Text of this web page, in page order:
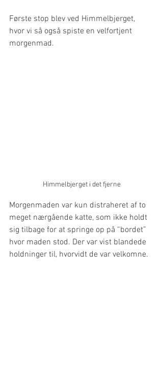
Første stop blev ved Himmelbjerget,
hvor vi så også spiste en velfortjent
morgenmad.
Himmelbjerget i det fjerne
Morgenmaden var kun distraheret af to
meget nærgående katte, som ikke holdt
sig tilbage for at springe op på “bordet”
hvor maden stod. Der var vist blandede
holdninger til, hvorvidt de var velkomne.